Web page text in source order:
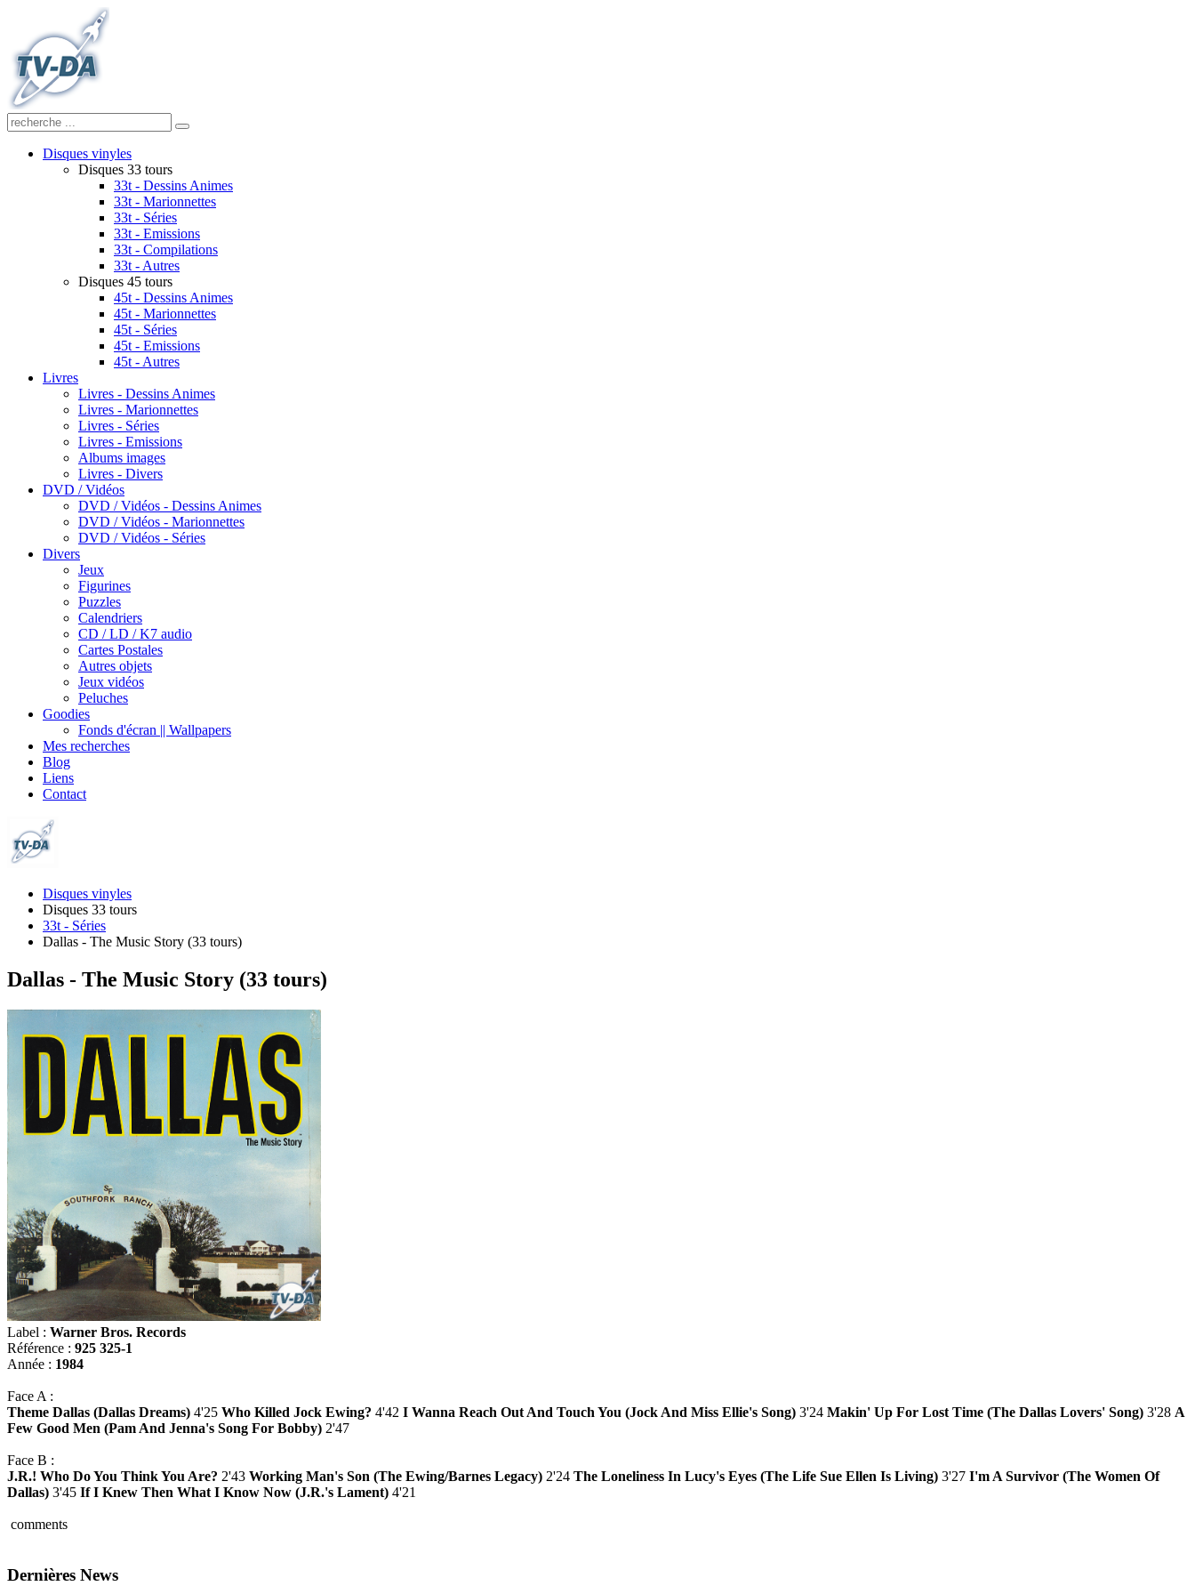
Disques vinyles
Disques 33 tours
33t - Dessins Animes
33t - Marionnettes
33t - Séries
33t - Emissions
33t - Compilations
33t - Autres
Disques 45 tours
45t - Dessins Animes
45t - Marionnettes
45t - Séries
45t - Emissions
45t - Autres
Livres
Livres - Dessins Animes
Livres - Marionnettes
Livres - Séries
Livres - Emissions
Albums images
Livres - Divers
DVD / Vidéos
DVD / Vidéos - Dessins Animes
DVD / Vidéos - Marionnettes
DVD / Vidéos - Séries
Divers
Jeux
Figurines
Puzzles
Calendriers
CD / LD / K7 audio
Cartes Postales
Autres objets
Jeux vidéos
Peluches
Goodies
Fonds d'écran || Wallpapers
Mes recherches
Blog
Liens
Contact
Disques vinyles
Disques 33 tours
33t - Séries
Dallas - The Music Story (33 tours)
Dallas - The Music Story (33 tours)
Label : Warner Bros. Records
Référence : 925 325-1
Année : 1984
Face A :
Theme Dallas (Dallas Dreams) 4'25 Who Killed Jock Ewing? 4'42 I Wanna Reach Out And Touch You (Jock And Miss Ellie's Song) 3'24 Makin' Up For Lost Time (The Dallas Lovers' Song) 3'28 A
Few Good Men (Pam And Jenna's Song For Bobby) 2'47
Face B :
J.R.! Who Do You Think You Are? 2'43 Working Man's Son (The Ewing/Barnes Legacy) 2'24 The Loneliness In Lucy's Eyes (The Life Sue Ellen Is Living) 3'27 I'm A Survivor (The Women Of
Dallas) 3'45 If I Knew Then What I Know Now (J.R.'s Lament) 4'21
comments
Dernières News